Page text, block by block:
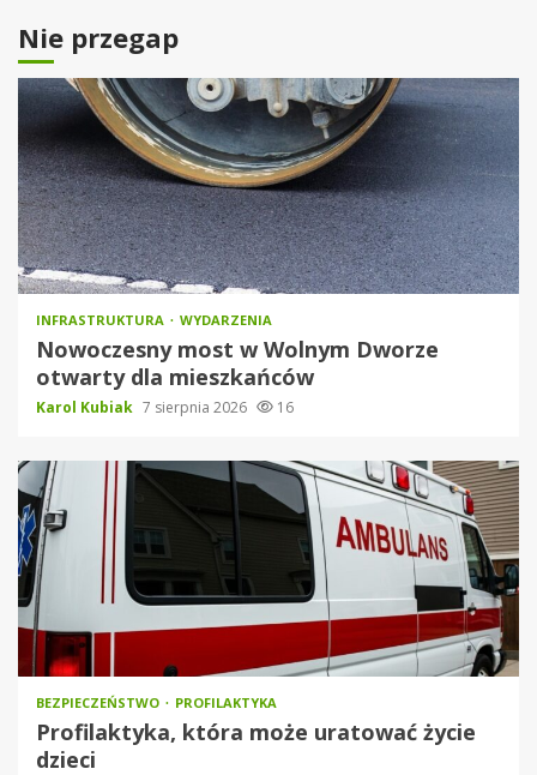
Nie przegap
INFRASTRUKTURA WYDARZENIA
Nowoczesny most w Wolnym Dworze
otwarty dla mieszkańców
Karol Kubiak 7 sierpnia 2026 16
BEZPIECZEŃSTWO PROFILAKTYKA
Profilaktyka, która może uratować życie
dzieci